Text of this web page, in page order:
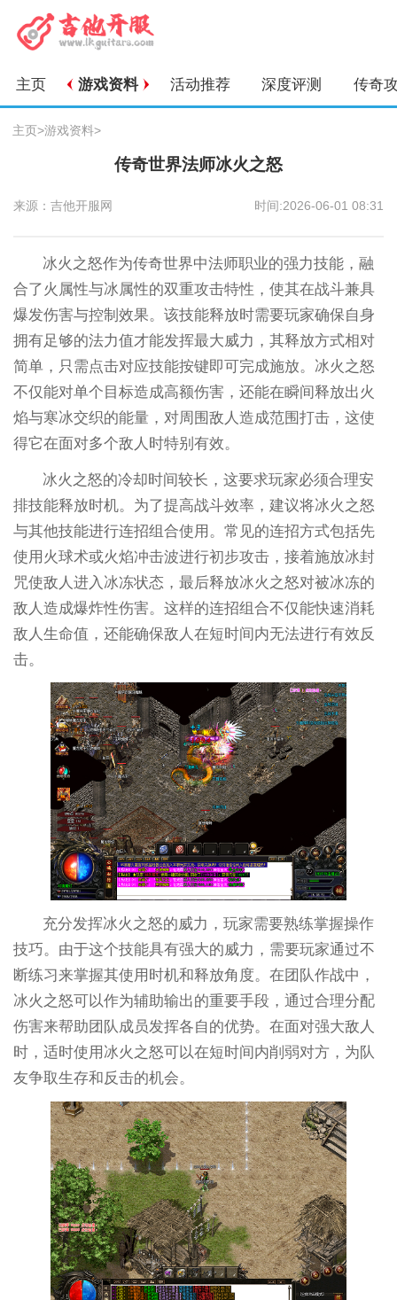
主页 游戏资料 活动推荐 深度评测 传奇
主页>游戏资料>
传奇世界法师冰火之怒
来源：吉他开服网 时间:2026-06-01 08:31
冰火之怒作为传奇世界中法师职业的强力技能，融
合了火属性与冰属性的双重攻击特性，使其在战斗兼具
爆发伤害与控制效果。该技能释放时需要玩家确保自身
拥有足够的法力值才能发挥最大威力，其释放方式相对
简单，只需点击对应技能按键即可完成施放。冰火之怒
不仅能对单个目标造成高额伤害，还能在瞬间释放出火
焰与寒冰交织的能量，对周围敌人造成范围打击，这使
得它在面对多个敌人时特别有效。
冰火之怒的冷却时间较长，这要求玩家必须合理安
排技能释放时机。为了提高战斗效率，建议将冰火之怒
与其他技能进行连招组合使用。常见的连招方式包括先
使用火球术或火焰冲击波进行初步攻击，接着施放冰封
咒使敌人进入冰冻状态，最后释放冰火之怒对被冰冻的
敌人造成爆炸性伤害。这样的连招组合不仅能快速消耗
敌人生命值，还能确保敌人在短时间内无法进行有效反
击。
充分发挥冰火之怒的威力，玩家需要熟练掌握操作
技巧。由于这个技能具有强大的威力，需要玩家通过不
断练习来掌握其使用时机和释放角度。在团队作战中，
冰火之怒可以作为辅助输出的重要手段，通过合理分配
伤害来帮助团队成员发挥各自的优势。在面对强大敌人
时，适时使用冰火之怒可以在短时间内削弱对方，为队
友争取生存和反击的机会。